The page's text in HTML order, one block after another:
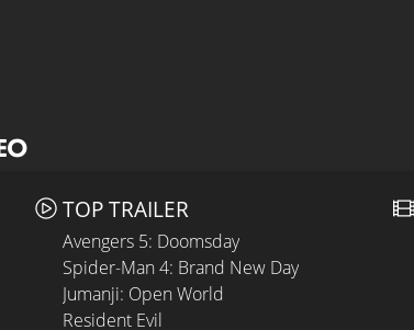
TOP TRAILER
Avengers 5: Doomsday
Spider-Man 4: Brand New Day
Jumanji: Open World
Resident Evil